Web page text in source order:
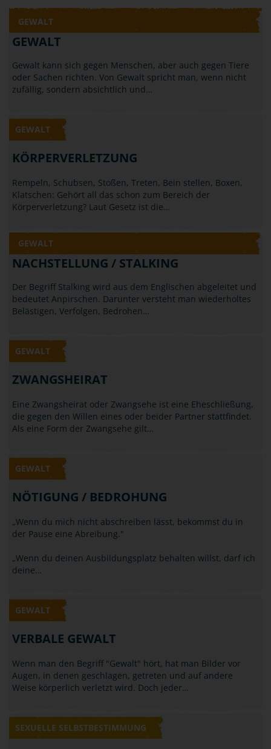
GEWALT
GEWALT
Gewalt kann sich gegen Menschen, aber auch gegen Tiere
oder Sachen richten. Von Gewalt spricht man, wenn nicht
zufällig, sondern absichtlich und…
GEWALT
KÖRPERVERLETZUNG
Rempeln, Schubsen, Stoßen, Treten, Bein stellen, Boxen,
Klatschen: Gehört all das schon zum Bereich der
Körperverletzung? Laut Gesetz ist die…
GEWALT
NACHSTELLUNG / STALKING
Der Begriff Stalking wird aus dem Englischen abgeleitet und
bedeutet Anpirschen. Darunter versteht man wiederholtes
Belästigen, Verfolgen, Bedrohen…
GEWALT
ZWANGSHEIRAT
Eine Zwangsheirat oder Zwangsehe ist eine Eheschließung,
die gegen den Willen eines oder beider Partner stattfindet.
Als eine Form der Zwangsehe gilt…
GEWALT
NÖTIGUNG / BEDROHUNG
„Wenn du mich nicht abschreiben lässt, bekommst du in
der Pause eine Abreibung."
„Wenn du deinen Ausbildungsplatz behalten willst, darf ich
deine…
GEWALT
VERBALE GEWALT
Wenn man den Begriff "Gewalt" hört, hat man Bilder vor
Augen, in denen geschlagen, getreten und auf andere
Weise körperlich verletzt wird. Doch jeder…
SEXUELLE SELBSTBESTIMMUNG